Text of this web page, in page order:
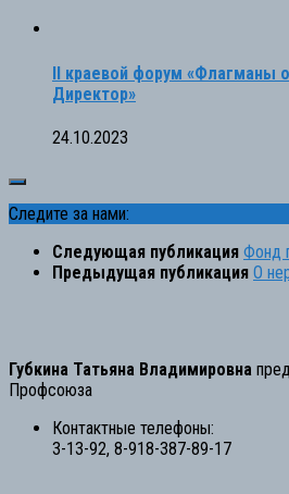
II краевой форум «Флагманы
Директор»
24.10.2023
Следите за нами:
Следующая публикация Фонд
Предыдущая публикация О
Губкина Татьяна Владимировна
Профсоюза
Контактные телефоны:
3-13-92, 8-918-387-89-17